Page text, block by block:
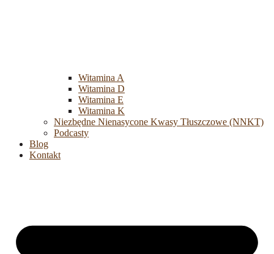
Witamina A
Witamina D
Witamina E
Witamina K
Niezbędne Nienasycone Kwasy Tłuszczowe (NNKT)
Podcasty
Blog
Kontakt